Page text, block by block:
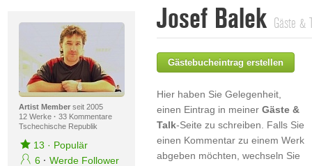
Der letzte Monat im Fokus
Alle Fokus-Werke
Standard-Ansicht
Fokus-Werke
Alle neuen Werke
Artist Memberseit 2005
12 Werke · 33 Kommentare
Tschechische Republik
13 · Populär
6 · Werde Follower
Josef Balek Gäste &
Gästebucheintrag erstellen
Hier haben Sie Gelegenheit,
einen Eintrag in meiner Gäste &
Talk-Seite zu schreiben. Falls Sie
einen Kommentar zu einem Werk
abgeben möchten, wechseln Sie